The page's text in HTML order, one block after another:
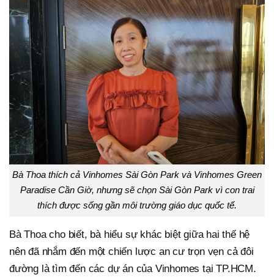
Bà Thoa thích cả Vinhomes Sài Gòn Park và Vinhomes Green
Paradise Cần Giờ, nhưng sẽ chọn Sài Gòn Park vì con trai
thích được sống gần môi trường giáo dục quốc tế.
Bà Thoa cho biết, bà hiểu sự khác biệt giữa hai thế hệ
nên đã nhắm đến một chiến lược an cư trọn vẹn cả đôi
đường là tìm đến các dự án của Vinhomes tại TP.HCM.